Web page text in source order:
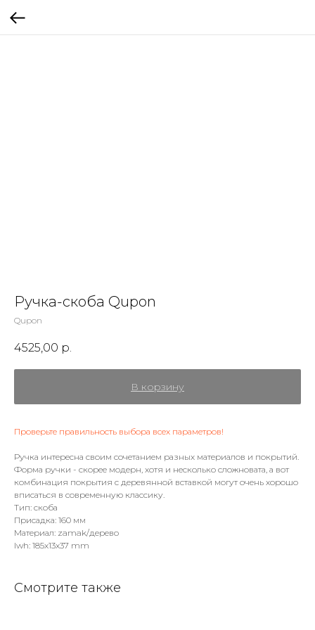
Ручка-скоба Qupon
Qupon
4525,00 р.
В корзину
Проверьте правильность выбора всех параметров!
Ручка интересна своим сочетанием разных материалов и покрытий.
Форма ручки - скорее модерн, хотя и несколько сложновата, а вот
комбинация покрытия с деревянной вставкой могут очень хорошо
вписаться в современную классику.
Тип: скоба
Присадка: 160 мм
Материал: zamak/дерево
lwh: 185x13x37 mm
Смотрите также